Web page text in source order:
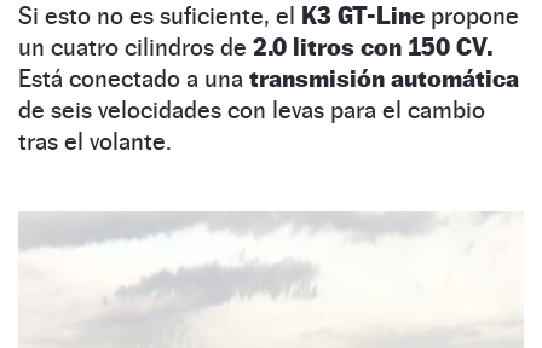
Si esto no es suficiente, el K3 GT-Line propone
un cuatro cilindros de 2.0 litros con 150 CV.
Está conectado a una transmisión automática
de seis velocidades con levas para el cambio
tras el volante.